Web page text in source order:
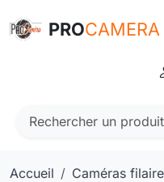
PROCAMERA
Accueil
Caméras